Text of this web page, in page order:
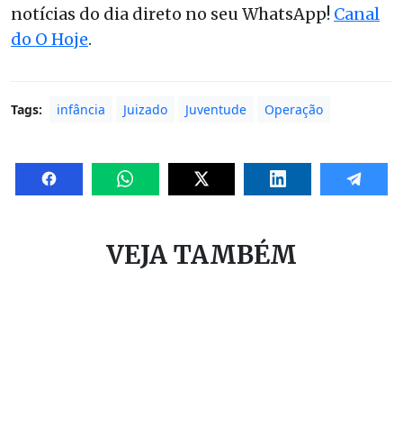
notícias do dia direto no seu WhatsApp! Canal
do O Hoje.
Tags: infância Juizado Juventude Operação
VEJA TAMBÉM